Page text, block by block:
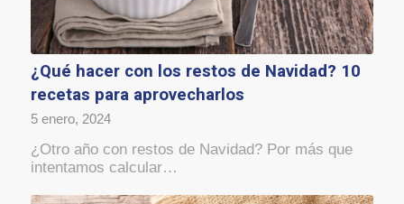
¿Qué hacer con los restos de Navidad? 10
recetas para aprovecharlos
5 enero, 2024
¿Otro año con restos de Navidad? Por más que
intentamos calcular…